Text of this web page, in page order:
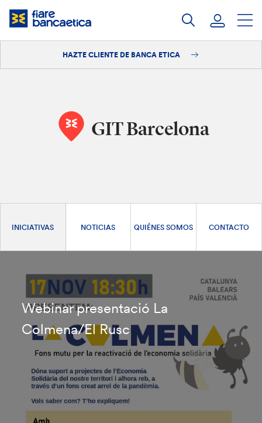
Saltar
HAZTE CLIENTE DE BANCA ETICA
GIT Barcelona
INICIATIVAS NOTICIAS QUIÉNES SOMOS CONTACTO
Webinar presentació La
Colmena/El Rusc